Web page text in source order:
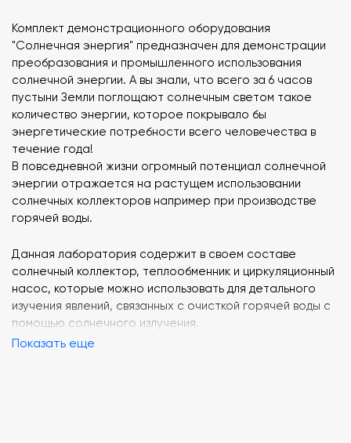
Комплект демонстрационного оборудования
"Солнечная энергия" предназначен для демонстрации
преобразования и промышленного использования
солнечной энергии. А вы знали, что всего за 6 часов
пустыни Земли поглощают солнечным светом такое
количество энергии, которое покрывало бы
энергетические потребности всего человечества в
течение года!
В повседневной жизни огромный потенциал солнечной
энергии отражается на растущем использовании
солнечных коллекторов например при производстве
горячей воды.
Данная лаборатория содержит в своем составе
солнечный коллектор, теплообменник и циркуляционный
насос, которые можно использовать для детального
изучения явлений, связанных с очисткой горячей воды с
помощью солнечного излучения.
Показать еще